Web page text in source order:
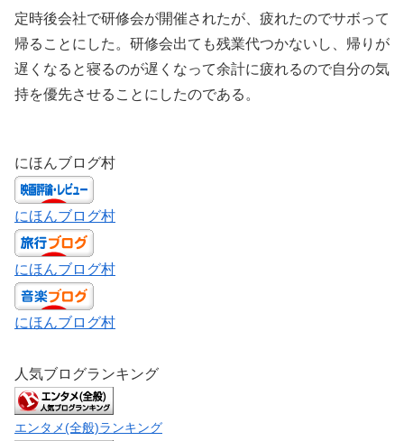
定時後会社で研修会が開催されたが、疲れたのでサボって
帰ることにした。研修会出ても残業代つかないし、帰りが
遅くなると寝るのが遅くなって余計に疲れるので自分の気
持を優先させることにしたのである。
にほんブログ村
にほんブログ村
にほんブログ村
にほんブログ村
人気ブログランキング
エンタメ(全般)ランキング